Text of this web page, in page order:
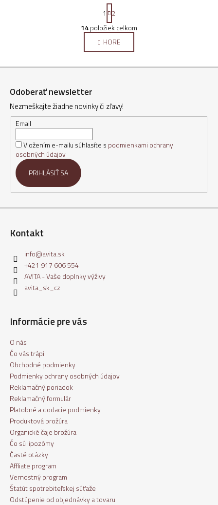
O
v
l
á
i
e
v
ý
p
S
t
r
á
n
k
o
v
i
e
1
2
14položiek celkom
HORE
Z
Odoberať newsletter
Nezmeškajte žiadne novinky či zľavy!
Email
Vložením e-mailu súhlasíte s podmienkami ochrany
osobných údajov
PRIHLÁSIŤ SA
Kontakt
info@avita.sk
+421 917 606 554
AVITA - Vaše doplnky výživy
avita_sk_cz
Informácie pre vás
O nás
Čo vás trápi
Obchodné podmienky
Podmienky ochrany osobných údajov
Reklamačný poriadok
Reklamačný formulár
Platobné a dodacie podmienky
Produktová brožúra
Organické čaje brožúra
Čo sú lipozómy
Časté otázky
Affliate program
Vernostný program
Štatút spotrebiteľskej súťaže
Odstúpenie od objednávky a tovaru